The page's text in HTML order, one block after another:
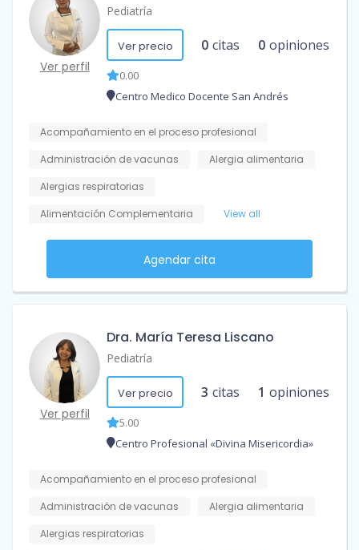
Ver perfil
Pediatría
Ver precio 0 citas 0 opiniones
0.00
Centro Medico Docente San Andrés
Acompañamiento en el proceso profesional
Administración de vacunas
Alergia alimentaria
Alergias respiratorias
Alimentación Complementaria
View all
Agendar cita
Ver perfil
Dra. María Teresa Liscano
Pediatría
Ver precio 3 citas 1 opiniones
5.00
Centro Profesional «Divina Misericordia»
Acompañamiento en el proceso profesional
Administración de vacunas
Alergia alimentaria
Alergias respiratorias